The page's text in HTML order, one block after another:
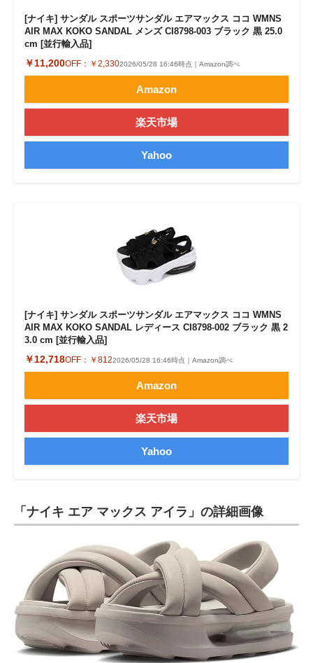
[ナイキ] サンダル スポーツサンダル エアマックス ココ WMNS
AIR MAX KOKO SANDAL メンズ CI8798-003 ブラック 黒 25.0
cm [並行輸入品]
￥11,200OFF： ￥2,3302026/05/28 16:46時点｜Amazon調べ
Amazon
楽天市場
Yahoo
[ナイキ] サンダル スポーツサンダル エアマックス ココ WMNS
AIR MAX KOKO SANDAL レディース CI8798-002 ブラック 黒 2
3.0 cm [並行輸入品]
￥12,718OFF： ￥8122026/05/28 16:46時点｜Amazon調べ
Amazon
楽天市場
Yahoo
「ナイキ エア マックス アイラ」の詳細画像